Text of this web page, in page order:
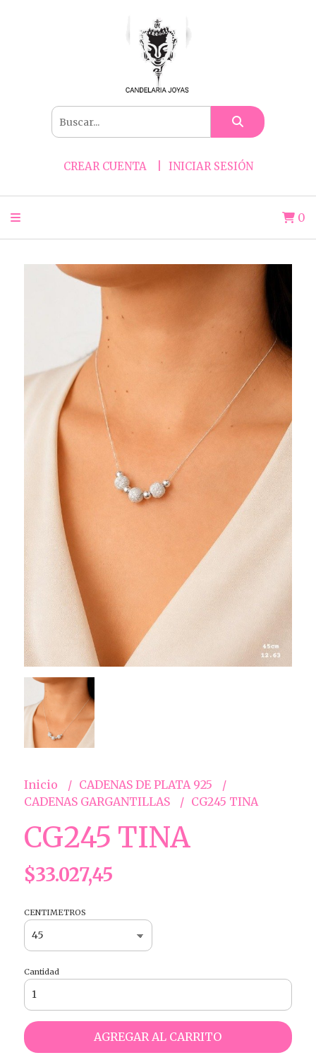
CREAR CUENTA INICIAR SESIÓN
0
Inicio
CADENAS DE PLATA 925
CADENAS GARGANTILLAS
CG245 TINA
CG245 TINA
$33.027,45
CENTIMETROS
Cantidad
AGREGAR AL CARRITO